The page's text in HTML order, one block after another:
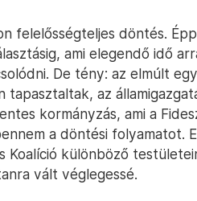
felelősségteljes döntés.
ami elegendő idő
De tény: az elmúlt
tapasztaltak, az
kormányzás, ami a
a döntési folyamatot.
Koalíció különböző
vált véglegessé.